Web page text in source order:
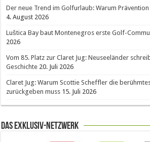
Der neue Trend im Golfurlaub: Warum
4. August 2026
Luštica Bay baut Montenegros erste Golf-
2026
Vom 85. Platz zur Claret Jug: Neuseeländer
Geschichte 20. Juli 2026
Claret Jug: Warum Scottie Scheffler die
zurückgeben muss 15. Juli 2026
Das Exklusiv-Netzwerk